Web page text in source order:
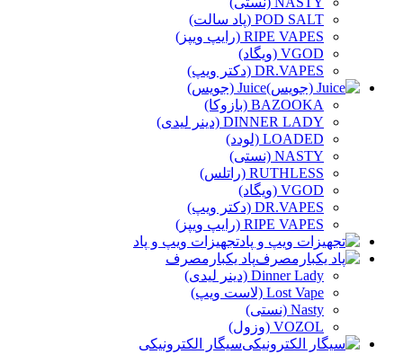
POD SALT (پاد سالت)
RIPE VAPES (رایپ ویپز)
VGOD (ویگاد)
DR.VAPES (دکتر ویپ)
Juice (جویس)
BAZOOKA (بازوکا)
DINNER LADY (دینر لیدی)
LOADED (لودد)
NASTY (نستی)
RUTHLESS (راتلس)
VGOD (ویگاد)
DR.VAPES (دکتر ویپ)
RIPE VAPES (رایپ ویپز)
تجهیزات ویپ و پاد
پاد یکبارمصرف
Dinner Lady (دینر لیدی)
Lost Vape (لاست ویپ)
Nasty (نستی)
VOZOL (وزول)
سیگار الکترونیکی